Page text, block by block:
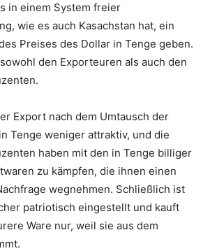
in einem System freier
wie es auch Kasachstan hat, ein
Preises des Dollar in Tenge geben.
den Exporteuren als auch den
Export nach dem Umtausch der
Tenge weniger attraktiv, und die
haben mit den in Tenge billiger
zu kämpfen, die ihnen einen
wegnehmen. Schließlich ist
patriotisch eingestellt und kauft
Ware nur, weil sie aus dem